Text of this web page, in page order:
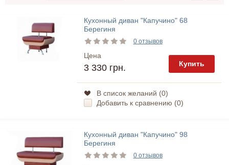
Кухонный диван "Капучино" 68
Берегиня
0 отзывов
Цена
3 330 грн. Купить
В список желаний (0)
Добавить к сравнению (0)
Кухонный диван "Капучино" 98
Берегиня
0 отзывов